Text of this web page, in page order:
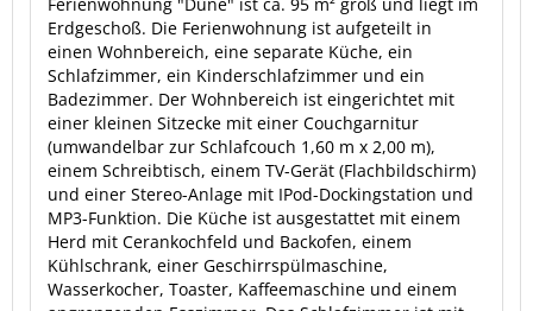
Erdgeschoß. Die Ferienwohnung ist aufgeteilt in
einen Wohnbereich, eine separate Küche, ein
Schlafzimmer, ein Kinderschlafzimmer und ein
Badezimmer. Der Wohnbereich ist eingerichtet mit
einer kleinen Sitzecke mit einer Couchgarnitur
(umwandelbar zur Schlafcouch 1,60 m x 2,00 m),
einem Schreibtisch, einem TV-Gerät (Flachbildschirm)
und einer Stereo-Anlage mit IPod-Dockingstation und
MP3-Funktion. Die Küche ist ausgestattet mit einem
Herd mit Cerankochfeld und Backofen, einem
Kühlschrank, einer Geschirrspülmaschine,
Wasserkocher, Toaster, Kaffeemaschine und einem